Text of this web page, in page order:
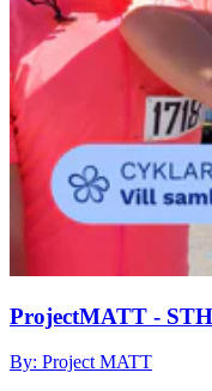
ProjectMATT -
By: Project MATT